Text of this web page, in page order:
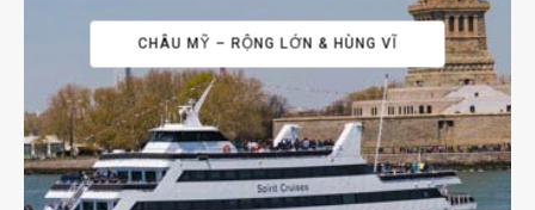
CHÂU MỸ – RỘNG LỚN & HÙNG VĨ